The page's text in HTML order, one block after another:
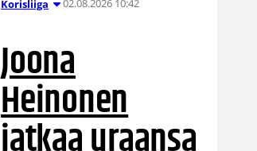
Korisliiga 02.08.2026 10:42
Joona
Heinonen